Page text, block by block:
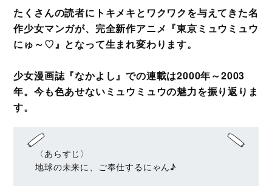
たくさんの読者にトキメキとワクワクを与えてきた名
作少女マンガが、完全新作アニメ『東京ミュウミュウ
にゅ～♡』となって生まれ変わります。
少女漫画誌『なかよし』での連載は2000年～2003
年。今も色あせないミュウミュウの魅力を振り返りま
す。
〈あらすじ〉
地球の未来に、ご奉仕するにゃん♪